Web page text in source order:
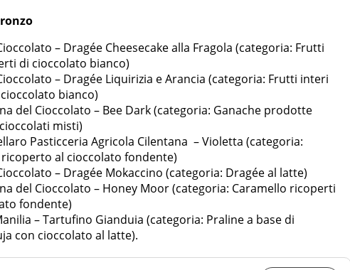
– Dragée Cheesecake alla Fragola (categoria: Frutti
di cioccolato bianco)
– Dragée Liquirizia e Arancia (categoria: Frutti interi
bianco)
del Cioccolato – Bee Dark (categoria: Ganache prodotte
misti)
Pasticceria Agricola Cilentana – Violetta (categoria:
al cioccolato fondente)
– Dragée Mokaccino (categoria: Dragée al latte)
del Cioccolato – Honey Moor (categoria: Caramello ricoperti
fondente)
– Tartufino Gianduia (categoria: Praline a base di
con cioccolato al latte).